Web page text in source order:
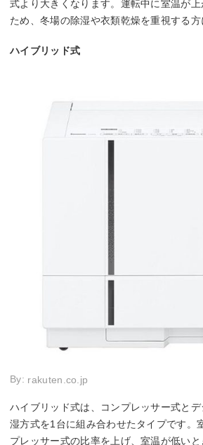
式より大きくなります。運転中に室温が
ため、冬場の除湿や衣類乾燥を重視する方
ハイブリッド式
By: rakuten.co.jp
ハイブリッド式は、コンプレッサー式と
湿方式を1台に組み合わせたタイプです。
プレッサー式の比率を上げ、室温が低い